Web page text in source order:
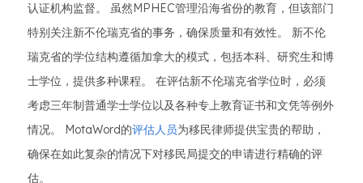
认证机构监督。 虽然MPHEC管理沿海省份的教育，但该部门
特别关注新不伦瑞克省的事务，确保质量和有效性。 新不伦
瑞克省的学位结构遵循加拿大的模式，包括本科、研究生和博
士学位，提供多种课程。 在评估新不伦瑞克省学位时，必须
考虑三年制普通学士学位以及各种专上教育证书和文凭等例外
情况。 MotaWord的评估人员为移民律师提供宝贵的帮助，
确保在如此复杂的情况下对移民局提交的申请进行精确的评
估。